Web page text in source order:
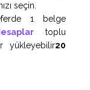
seçin.
1 belge
toplu
yükleyebilir20